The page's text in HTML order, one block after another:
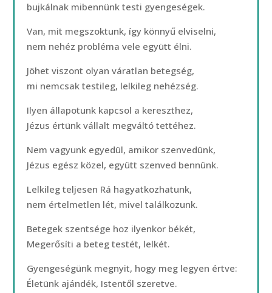
bujkálnak mibennünk testi gyengeségek.
Van, mit megszoktunk, így könnyű elviselni,
nem nehéz probléma vele együtt élni.
Jöhet viszont olyan váratlan betegség,
mi nemcsak testileg, lelkileg nehézség.
Ilyen állapotunk kapcsol a kereszthez,
Jézus értünk vállalt megváltó tettéhez.
Nem vagyunk egyedül, amikor szenvedünk,
Jézus egész közel, együtt szenved bennünk.
Lelkileg teljesen Rá hagyatkozhatunk,
nem értelmetlen lét, mivel találkozunk.
Betegek szentsége hoz ilyenkor békét,
Megerősíti a beteg testét, lelkét.
Gyengeségünk megnyit, hogy meg legyen értve:
Életünk ajándék, Istentől szeretve.